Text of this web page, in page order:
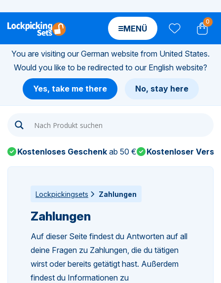
0
MENÜ
You are visiting our German website from United States.
Would you like to be redirected to our English website?
Yes, take me there No, stay here
Kostenloses Geschenk ab 50 € Kostenloser
Lockpickingsets Zahlungen
Zahlungen
Auf dieser Seite findest du Antworten auf all
deine Fragen zu Zahlungen, die du tätigen
wirst oder bereits getätigt hast. Außerdem
findest du Informationen zu